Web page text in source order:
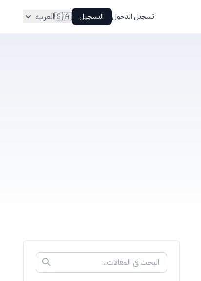
تسجيل الدخول التسجيل 🇸🇦العربية